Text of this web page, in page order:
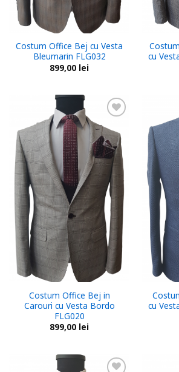
Costum Office Bej cu Vesta
Bleumarin FLG032
899,00 lei
cu
Add to
wishlist
Costum Office Bej in
Carouri cu Vesta Bordo
FLG020
899,00 lei
cu